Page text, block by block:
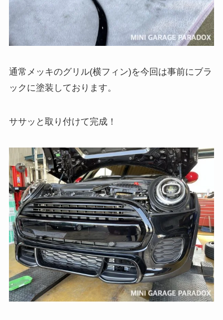
通常メッキのグリル(横フィン)を今回は事前にブラ
ックに塗装しております。
ササッと取り付けて完成！